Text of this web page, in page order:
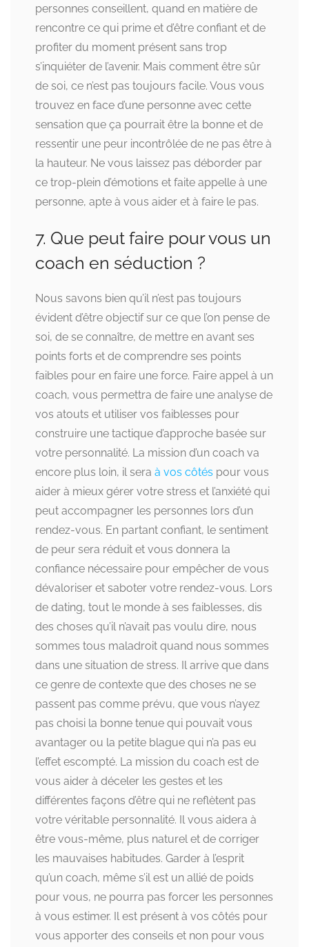
personnes conseillent, quand en matière de
rencontre ce qui prime et d’être confiant et de
profiter du moment présent sans trop
s’inquiéter de l’avenir. Mais comment être sûr
de soi, ce n’est pas toujours facile. Vous vous
trouvez en face d’une personne avec cette
sensation que ça pourrait être la bonne et de
ressentir une peur incontrôlée de ne pas être à
la hauteur. Ne vous laissez pas déborder par
ce trop-plein d’émotions et faite appelle à une
personne, apte à vous aider et à faire le pas.
7. Que peut faire pour vous un
coach en séduction ?
Nous savons bien qu’il n’est pas toujours
évident d’être objectif sur ce que l’on pense de
soi, de se connaître, de mettre en avant ses
points forts et de comprendre ses points
faibles pour en faire une force. Faire appel à un
coach, vous permettra de faire une analyse de
vos atouts et utiliser vos faiblesses pour
construire une tactique d’approche basée sur
votre personnalité. La mission d’un coach va
encore plus loin, il sera à vos côtés pour vous
aider à mieux gérer votre stress et l’anxiété qui
peut accompagner les personnes lors d’un
rendez-vous. En partant confiant, le sentiment
de peur sera réduit et vous donnera la
confiance nécessaire pour empêcher de vous
dévaloriser et saboter votre rendez-vous. Lors
de dating, tout le monde à ses faiblesses, dis
des choses qu’il n’avait pas voulu dire, nous
sommes tous maladroit quand nous sommes
dans une situation de stress. Il arrive que dans
ce genre de contexte que des choses ne se
passent pas comme prévu, que vous n’ayez
pas choisi la bonne tenue qui pouvait vous
avantager ou la petite blague qui n’a pas eu
l’effet escompté. La mission du coach est de
vous aider à déceler les gestes et les
différentes façons d’être qui ne reflètent pas
votre véritable personnalité. Il vous aidera à
être vous-même, plus naturel et de corriger
les mauvaises habitudes. Garder à l’esprit
qu’un coach, même s’il est un allié de poids
pour vous, ne pourra pas forcer les personnes
à vous estimer. Il est présent à vos côtés pour
vous apporter des conseils et non pour vous